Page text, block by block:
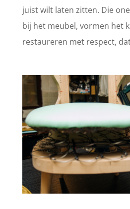
juist wilt laten zitten. Die
bij het meubel, vormen het
restaureren met respect,